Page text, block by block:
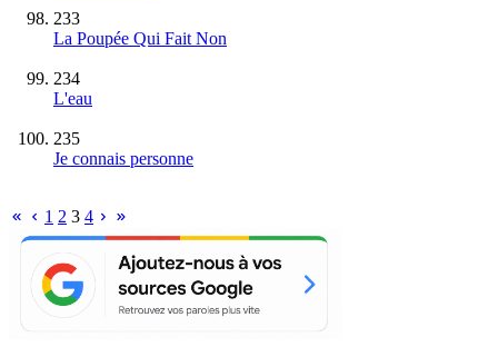
233
La Poupée Qui Fait Non
234
L'eau
235
Je connais personne
1 2 3 4